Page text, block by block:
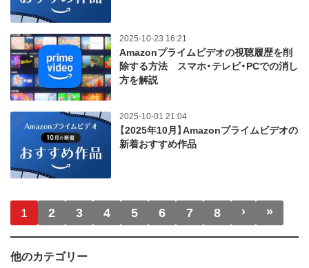
2025-10-23 16:21
Amazonプライムビデオの視聴履歴を削
除する方法 スマホ・テレビ・PCでの消し
方を解説
2025-10-01 21:04
【2025年10月】Amazonプライムビデオの
新着おすすめ作品
ページ送り
1 2 3 4 5 6 7 8 › 次ページ
»最終
他のカテゴリー